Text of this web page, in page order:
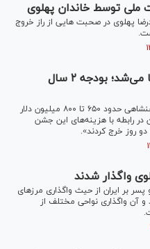
ملی توسط خاندان پهلوی
پهلوی در صحبت هایی از راز خروج
جشن‌هایی که از اموال مردم برپا می‌شد؛ بودجه ۲ سال
شاه برای برگزاری جشن‌های ۲۵۰۰ ساله شاهنشاهی حدود ۶۵۰ تا ۸۰۰ میلیون دلار
رابطه با هزینه‌های این جشن
روز خرج کردند».
واگذار شدند
پدر و پسر بر ایران از حیث واگذاری مرزهای
آن واگذاری نواحی مختلف از